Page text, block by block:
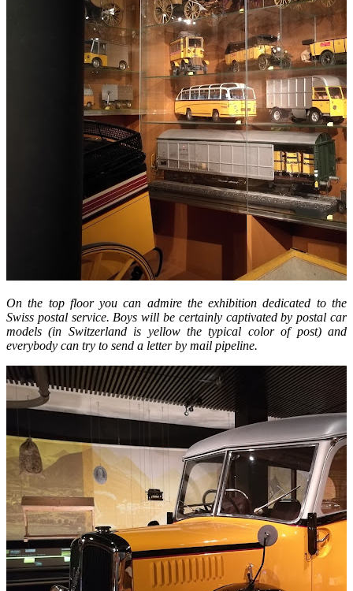
On the top floor you can admire the exhibition dedicated to the
Swiss postal service. Boys will be certainly captivated by postal car
models (in Switzerland is yellowthe typical color of post) and
everybody can try to send a letter by mail pipeline.